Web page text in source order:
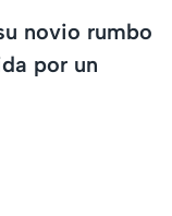
novio rumbo
por un